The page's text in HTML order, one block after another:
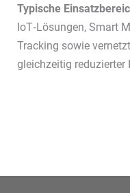
Typische
IoT‑Lösungen, Smart
Tracking sowie
gleichzeitig